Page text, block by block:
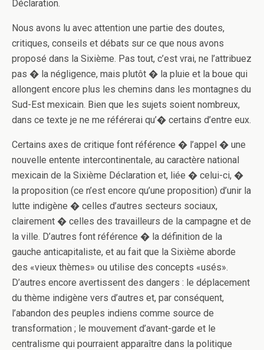
Déclaration.
Nous avons lu avec attention une partie des doutes,
critiques, conseils et débats sur ce que nous avons
proposé dans la Sixième. Pas tout, c’est vrai, ne l’attribuez
pas � la négligence, mais plutôt � la pluie et la boue qui
allongent encore plus les chemins dans les montagnes du
Sud-Est mexicain. Bien que les sujets soient nombreux,
dans ce texte je ne me référerai qu’� certains d’entre eux.
Certains axes de critique font référence � l’appel � une
nouvelle entente intercontinentale, au caractère national
mexicain de la Sixième Déclaration et, liée � celui-ci, �
la proposition (ce n’est encore qu’une proposition) d’unir la
lutte indigène � celles d’autres secteurs sociaux,
clairement � celles des travailleurs de la campagne et de
la ville. D’autres font référence � la définition de la
gauche anticapitaliste, et au fait que la Sixième aborde
des «vieux thèmes» ou utilise des concepts «usés».
D’autres encore avertissent des dangers : le déplacement
du thème indigène vers d’autres et, par conséquent,
l’abandon des peuples indiens comme source de
transformation ; le mouvement d’avant-garde et le
centralisme qui pourraient apparaître dans la politique